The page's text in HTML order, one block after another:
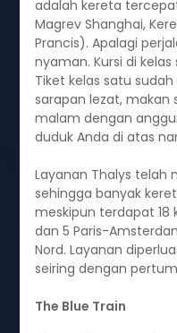
adalah kereta
Magrev Shanghai,
Prancis). Apalagi
nyaman. Kursi di
Tiket kelas satu
sarapan lezat, makan
malam dengan
duduk Anda di atas
Layanan Thalys telah
sehingga banyak
meskipun terdapat 18
dan 5 Paris-
Nord. Layanan
seiring dengan
The Blue Train